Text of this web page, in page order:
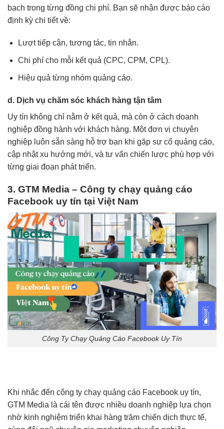
bạch trong từng đồng chi phí. Bạn sẽ nhận được báo cáo
định kỳ chi tiết về:
Lượt tiếp cận, tương tác, tin nhắn.
Chi phí cho mỗi kết quả (CPC, CPM, CPL).
Hiệu quả từng nhóm quảng cáo.
d. Dịch vụ chăm sóc khách hàng tận tâm
Uy tín không chỉ nằm ở kết quả, mà còn ở cách doanh
nghiệp đồng hành với khách hàng. Một đơn vị chuyên
nghiệp luôn sẵn sàng hỗ trợ bạn khi gặp sự cố quảng cáo,
cập nhật xu hướng mới, và tư vấn chiến lược phù hợp với
từng giai đoạn phát triển.
3. GTM Media – Công ty chạy quảng cáo
Facebook uy tín tại Việt Nam
Công Ty Chạy Quảng Cáo Facebook Uy Tín
Khi nhắc đến công ty chạy quảng cáo Facebook uy tín,
GTM Media là cái tên được nhiều doanh nghiệp lựa chọn
nhờ kinh nghiệm triển khai hàng trăm chiến dịch thực tế,